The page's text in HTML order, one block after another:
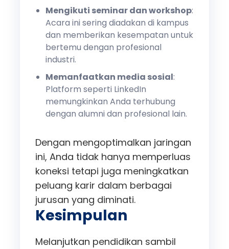
Mengikuti seminar dan workshop:
Acara ini sering diadakan di kampus
dan memberikan kesempatan untuk
bertemu dengan profesional
industri.
Memanfaatkan media sosial:
Platform seperti LinkedIn
memungkinkan Anda terhubung
dengan alumni dan profesional lain.
Dengan mengoptimalkan jaringan
ini, Anda tidak hanya memperluas
koneksi tetapi juga meningkatkan
peluang karir dalam berbagai
jurusan yang diminati.
Kesimpulan
Melanjutkan pendidikan sambil